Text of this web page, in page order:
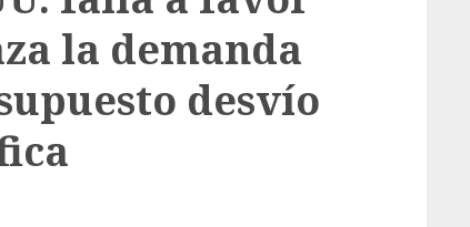
la demanda
desvío